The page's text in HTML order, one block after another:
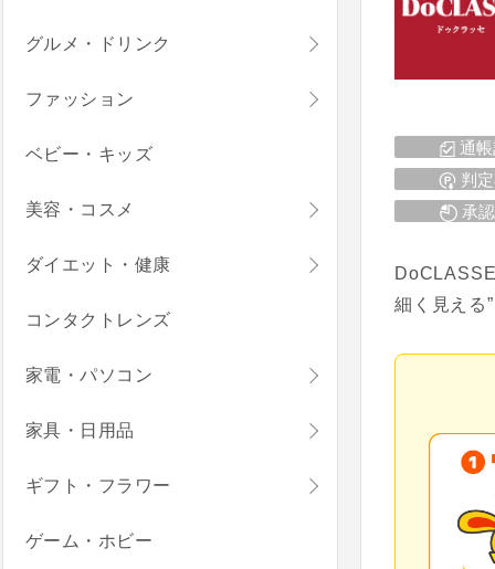
通
判
承
細く見える
グルメ・ドリンク
ファッション
ベビー・キッズ
美容・コスメ
ダイエット・健康
コンタクトレンズ
家電・パソコン
家具・日用品
ギフト・フラワー
ゲーム・ホビー